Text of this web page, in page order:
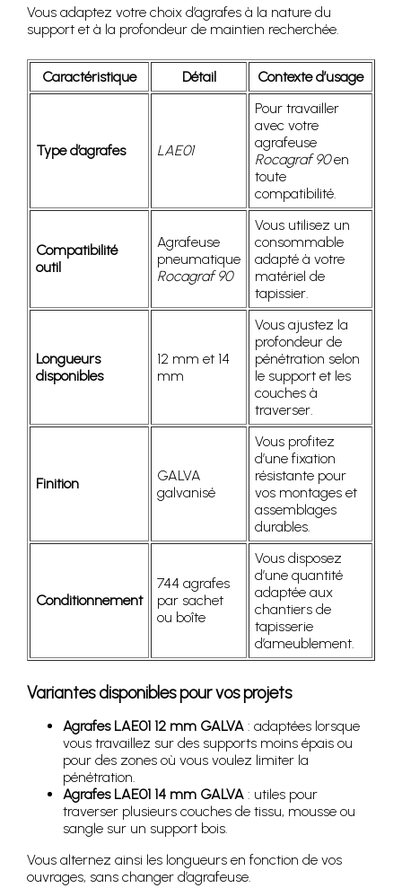
Vous adaptez votre choix d’agrafes à la nature du
support et à la profondeur de maintien recherchée.
Caractéristique Détail Contexte d’usage
Type d’agrafes LAE01
Pour travailler
avec votre
agrafeuse
Rocagraf 90en
toute
compatibilité.
Compatibilité
outil
Agrafeuse
pneumatique
Rocagraf 90
Vous utilisez un
consommable
adapté à votre
matériel de
tapissier.
Longueurs
disponibles
12 mm et 14
mm
Vous ajustez la
profondeur de
pénétration selon
le support et les
couches à
traverser.
Finition
GALVA
galvanisé
Vous profitez
d’une fixation
résistante pour
vos montages et
assemblages
durables.
Conditionnement
744 agrafes
par sachet
ou boîte
Vous disposez
d’une quantité
adaptée aux
chantiers de
tapisserie
d’ameublement.
Variantes disponibles pour vos projets
Agrafes LAE01 12 mm GALVA : adaptées lorsque
vous travaillez sur des supports moins épais ou
pour des zones où vous voulez limiter la
pénétration.
Agrafes LAE01 14 mm GALVA : utiles pour
traverser plusieurs couches de tissu, mousse ou
sangle sur un support bois.
Vous alternez ainsi les longueurs en fonction de vos
ouvrages, sans changer d’agrafeuse.